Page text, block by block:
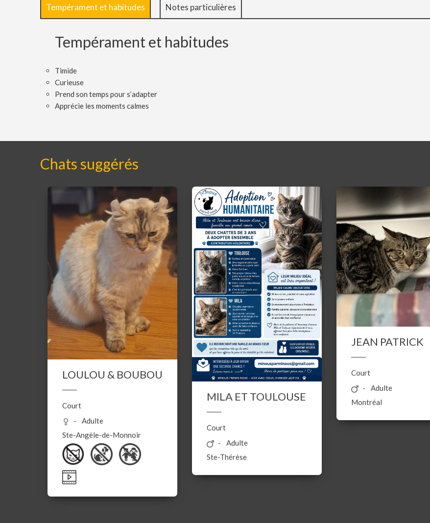
Tempérament et habitudes Notes particulières
Tempérament et habitudes
Timide
Curieuse
Prend son temps pour s’adapter
Apprécie les moments calmes
Chats suggérés
LOULOU & BOUBOU
Court
Adulte
Ste-Angèle-de-Monnoir
MILA ET TOULOUSE
Court
Adulte
Ste-Thérèse
JEAN PATRICK
Court
Adulte
Montréal